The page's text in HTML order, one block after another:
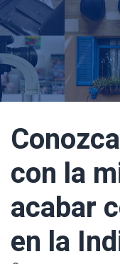
con la
acabar
en la